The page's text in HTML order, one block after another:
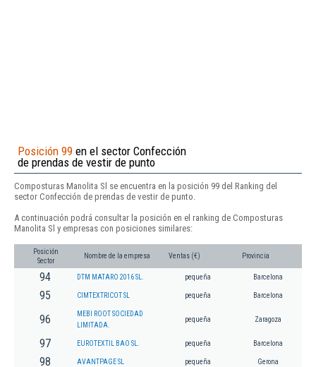
Posición 99 en el sector Confección
de prendas de vestir de punto
Composturas Manolita Sl se encuentra en la posición 99 del Ranking del
sector Confección de prendas de vestir de punto.
A continuación podrá consultar la posición en el ranking de Composturas
Manolita Sl y empresas con posiciones similares:
Posición
Sector
Nombre de la empresa Ventas (€) Provincia
94 DTM MATARO 2016 SL. pequeña Barcelona
95 CIMTEXTRICOT SL pequeña Barcelona
96
MEBI ROOT SOCIEDAD
LIMITADA.
pequeña Zaragoza
97 EUROTEXTIL BAO SL. pequeña Barcelona
98 AVANTPAGE SL pequeña Gerona